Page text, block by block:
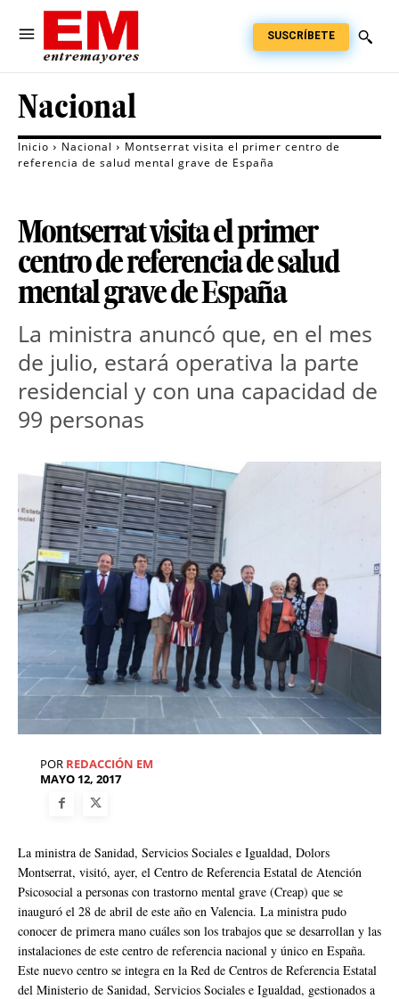
SUSCRÍBETE
Nacional
Inicio Nacional
Montserrat visita el primer centro de
referencia de salud mental grave de España
Montserrat visita el primer
centro de referencia de salud
mental grave de España
La ministra anuncó que, en el mes
de julio, estará operativa la parte
residencial y con una capacidad de
99 personas
POR REDACCIÓN EM
MAYO 12, 2017
La ministra de Sanidad, Servicios Sociales e Igualdad, Dolors
Montserrat, visitó, ayer, el Centro de Referencia Estatal de Atención
Psicosocial a personas con trastorno mental grave (Creap) que se
inauguró el 28 de abril de este año en Valencia. La ministra pudo
conocer de primera mano cuáles son los trabajos que se desarrollan y las
instalaciones de este centro de referencia nacional y único en España.
Este nuevo centro se integra en la Red de Centros de Referencia Estatal
del Ministerio de Sanidad, Servicios Sociales e Igualdad, gestionados a